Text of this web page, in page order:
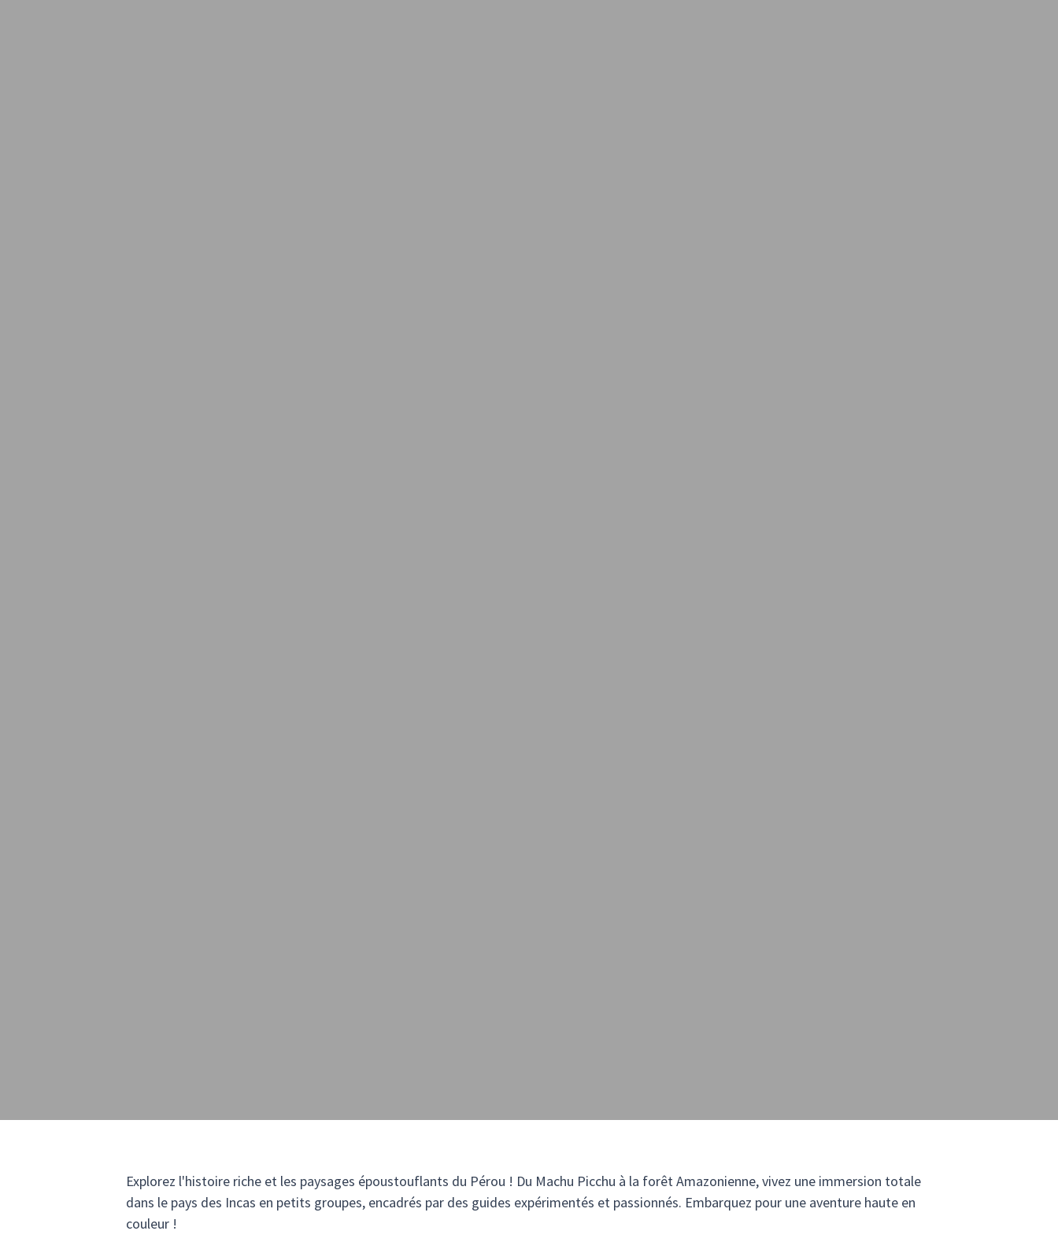
Explorez l'histoire riche et les paysages époustouflants du Pérou ! Du Machu Picchu à la forêt Amazonienne, vivez une immersion totale
dans le pays des Incas en petits groupes, encadrés par des guides expérimentés et passionnés. Embarquez pour une aventure haute en
couleur !